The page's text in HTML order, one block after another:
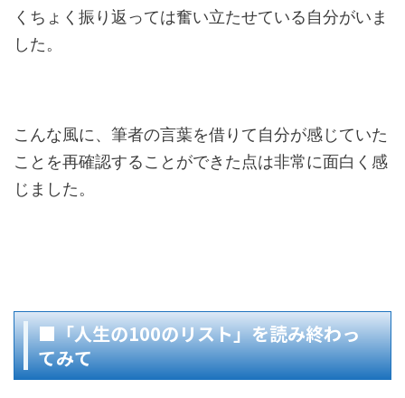
くちょく振り返っては奮い立たせている自分がいま
した。
こんな風に、筆者の言葉を借りて自分が感じていた
ことを再確認することができた点は非常に面白く感
じました。
■「人生の100のリスト」を読み終わっ
てみて